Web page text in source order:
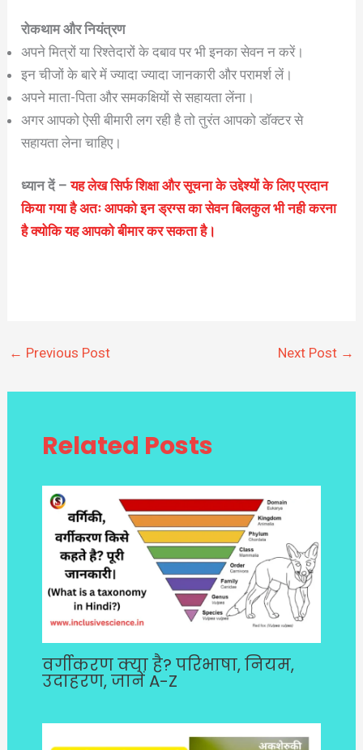
रोकथाम और नियंत्रण
अपने मित्रों या रिश्तेदारों के दबाव पर भी इनका सेवन न करें।
इन चीजों के बारे में ज्यादा ज्यादा जानकारी और परामर्श लें।
अपने माता-पिता और समकक्षियों से सहायता लेंना।
अगर आपको ऐसी बीमारी लग रही है तो तुरंत आपको डॉक्टर से
सहायता लेना चाहिए।
ध्यान दें – यह लेख सिर्फ शिक्षा और सूचना के उद्देश्यों के लिए प्रदान
किया गया है अतः आपको इन ड्रग्स का सेवन बिलकुल भी नही करना
है क्योकि यह आपको बीमार कर सकता है।
← Previous Post Next Post →
Related Posts
वर्गीकरण क्या है? परिभाषा, नियम,
उदाहरण, जानें A-Z